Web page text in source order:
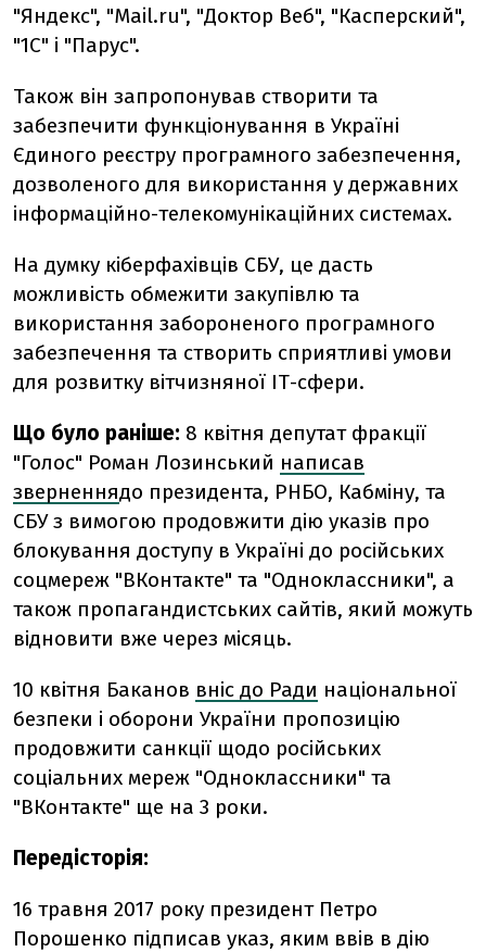
"Яндекс", "Mail.ru", "Доктор Веб", "Касперский",
"1С" і "Парус".
Також він запропонував створити та
забезпечити функціонування в Україні
Єдиного реєстру програмного забезпечення,
дозволеного для використання у державних
інформаційно-телекомунікаційних системах.
На думку кіберфахівців СБУ, це дасть
можливість обмежити закупівлю та
використання забороненого програмного
забезпечення та створить сприятливі умови
для розвитку вітчизняної ІТ-сфери.
Що було раніше: 8 квітня депутат фракції
"Голос" Роман Лозинський написав
зверненнядо президента, РНБО, Кабміну, та
СБУ з вимогою продовжити дію указів про
блокування доступу в Україні до російських
соцмереж "ВКонтакте" та "Одноклассники", а
також пропагандистських сайтів, який можуть
відновити вже через місяць.
10 квітня Баканов вніс до Ради національної
безпеки і оборони України пропозицію
продовжити санкції щодо російських
соціальних мереж "Одноклассники" та
"ВКонтакте" ще на 3 роки.
Передісторія:
16 травня 2017 року президент Петро
Порошенко підписав указ, яким ввів в дію